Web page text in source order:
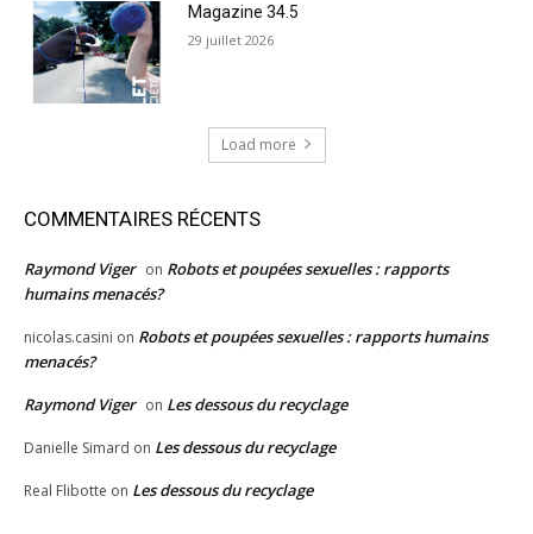
Magazine 34.5
29 juillet 2026
Load more
COMMENTAIRES RÉCENTS
Raymond Viger on Robots et poupées sexuelles : rapports
humains menacés?
nicolas.casini on Robots et poupées sexuelles : rapports humains
menacés?
Raymond Viger on Les dessous du recyclage
Danielle Simard on Les dessous du recyclage
Real Flibotte on Les dessous du recyclage